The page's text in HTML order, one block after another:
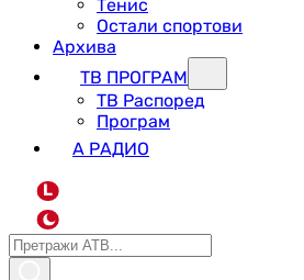
Тенис
Остали спортови
Архива
ТВ ПРОГРАМ
ТВ Распоред
Програм
А РАДИО
L